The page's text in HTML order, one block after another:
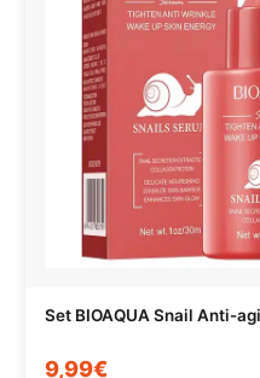
Set BIOAQUA Snail Anti-
9,99€